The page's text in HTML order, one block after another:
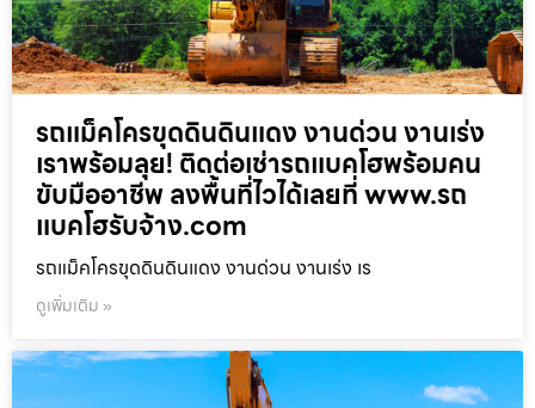
รถแม็คโครขุดดินดินแดง งานด่วน งานเร่ง
เราพร้อมลุย! ติดต่อเช่ารถแบคโฮพร้อมคน
ขับมืออาชีพ ลงพื้นที่ไวได้เลยที่ www.รถ
แบคโฮรับจ้าง.com
รถแม็คโครขุดดินดินแดง งานด่วน งานเร่ง เร
ดูเพิ่มเติม »